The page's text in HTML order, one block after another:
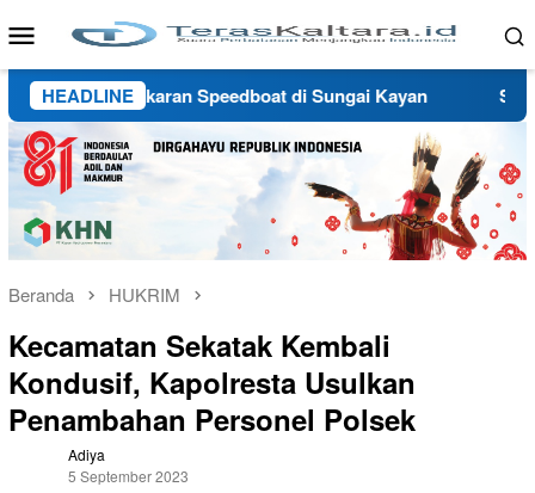
ke
Menu
Mobile
HEADLINE
Kebakaran Speedboat di Sungai Kayan Selamat dari
Beranda HUKRIM
Kecamatan Sekatak Kembali
Kondusif, Kapolresta Usulkan
Penambahan Personel Polsek
Adiya
5 September 2023